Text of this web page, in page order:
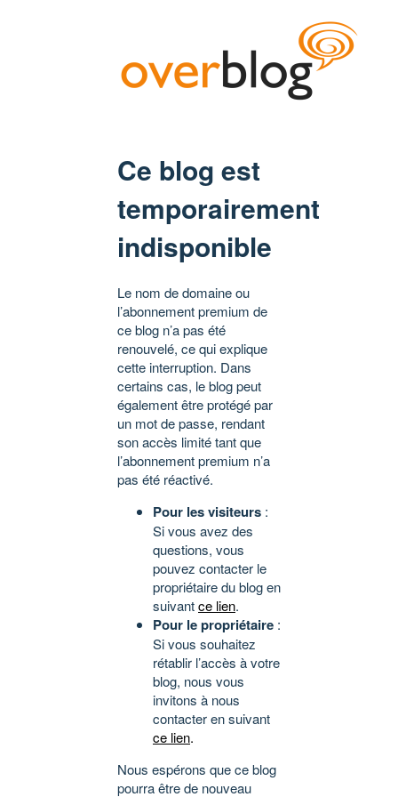
Ce blog est
temporairement
indisponible
Le nom de domaine ou
l’abonnement premium de
ce blog n’a pas été
renouvelé, ce qui explique
cette interruption. Dans
certains cas, le blog peut
également être protégé par
un mot de passe, rendant
son accès limité tant que
l’abonnement premium n’a
pas été réactivé.
Pour les visiteurs :
Si vous avez des
questions, vous
pouvez contacter le
propriétaire du blog en
suivantce lien.
Pour le propriétaire :
Si vous souhaitez
rétablir l’accès à votre
blog, nous vous
invitons à nous
contacter en suivant
ce lien.
Nous espérons que ce blog
pourra être de nouveau